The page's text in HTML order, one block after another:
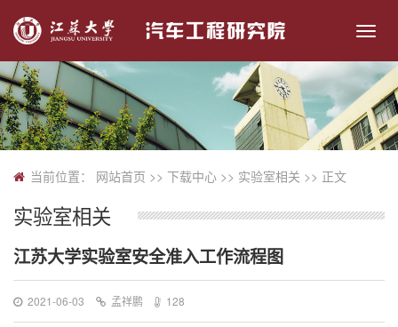
切
换
导
航
当前位置： 网站首页 >> 下载中心 >> 实验室相关 >> 正文
实验室相关
江苏大学实验室安全准入工作流程图
2021-06-03 孟祥鹏 128